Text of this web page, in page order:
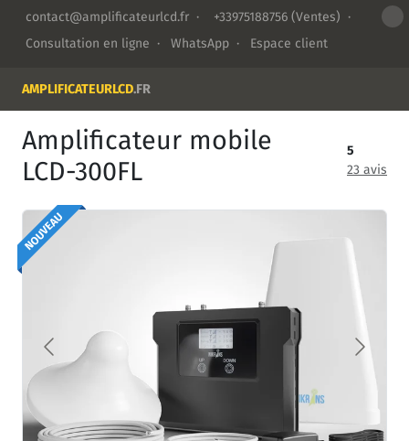
contact@amplificateurlcd.fr · +33975188756 (Ventes) ·
Consultation en ligne · WhatsApp · Espace client
AMPLIFICATEURLCD.FR
Amplificateur mobile
LCD-300FL
5
23 avis
NOUVEAU